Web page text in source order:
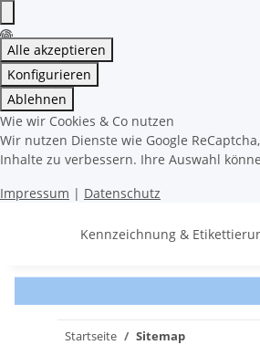
Alle akzeptieren
Konfigurieren
Ablehnen
Wie wir Cookies & Co nutzen
Wir nutzen Dienste wie Google
Inhalte zu verbessern. Ihre Auswahl
Impressum | Datenschutz
Kennzeichnung &
Startseite Sitemap